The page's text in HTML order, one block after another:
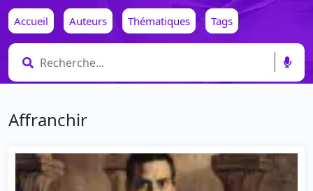
Accueil Auteurs Thématiques Tags
Affranchir